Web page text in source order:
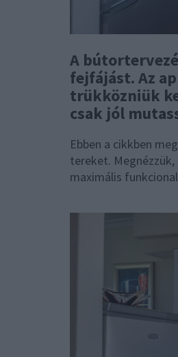
A
fejfájást. Az
trükközniük
csak jól
Ebben a cikkben
tereket.
maximális